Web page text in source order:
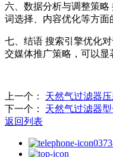
六、数据分析与调整策
词选择、内容优化等方面
七、结语 搜索引擎优化
交媒体推广策略，可以显
上一个：
天然气过滤器
下一个：
天然气过滤器
返回列表